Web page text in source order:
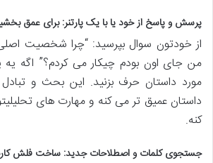
پرسش و پاسخ از خود یا با یک پارتنر: برای عمق
از خودتون سوال بپرسید: “چرا شخصیت اصلی
من جای اون بودم چیکار می کردم؟” اگه یه
مورد داستان حرف بزنید. این بحث و
داستان عمیق تر می کنه و مهارت های
کنه.
جستجوی کلمات و اصطلاحات جدید: ساخت فلش